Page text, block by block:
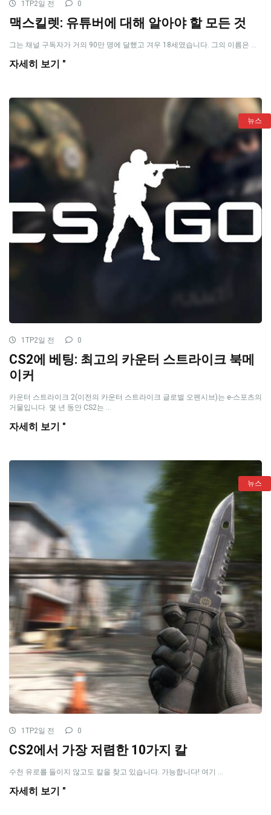
1TP2일 전 0
맥스킬렛: 유튜버에 대해 알아야 할 모든 것
그는 채널 구독자가 거의 90만 명에 달했고 겨우 18세였습니다. 그의 이름은 ...
자세히 보기 "
뉴스
1TP2일 전 0
CS2에 베팅: 최고의 카운터 스트라이크 북메
이커
카운터 스트라이크 2(이전의 카운터 스트라이크 글로벌 오펜시브)는 e-스포츠의
거물입니다. 몇 년 동안 CS2는 ...
자세히 보기 "
뉴스
1TP2일 전 0
CS2에서 가장 저렴한 10가지 칼
수천 유로를 들이지 않고도 칼을 찾고 있습니다. 가능합니다! 여기 ...
자세히 보기 "